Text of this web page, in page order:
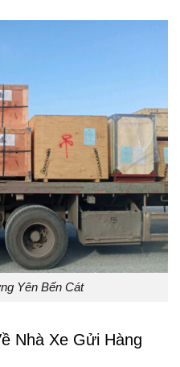
Yên Bến Cát
Nhà Xe Gửi Hàng